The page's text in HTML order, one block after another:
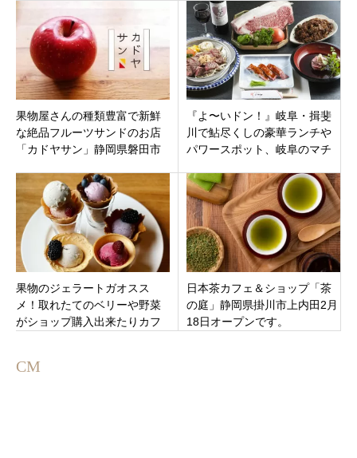
果物屋さんの種類豊富で新鮮
な絶品フルーツサンドのお店
「カドヤサン」静岡県磐田市
『よ〜いドン！』岐阜・揖斐
川で鮎尽くしの豪華ランチや
パワースポット、岐阜のマチ
騨牛ステーキ
果物のジェラートガオスス
メ！取れたてのベリーや野菜
がショップ購入出来たりカフ
日本茶カフェ＆ショップ「茶
の庭」静岡県掛川市上内田2月
18日オープンです。
CM